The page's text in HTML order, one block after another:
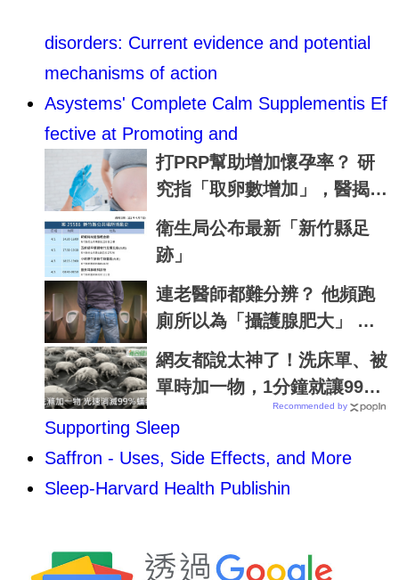
disorders: Current evidence and potential
mechanisms of action
Asystems' Complete Calm Supplementis Ef
fective at Promoting and
打PRP幫助增加懷孕率？ 研
究指「取卵數增加」，醫揭真
相：效果眾說紛紜
衛生局公布最新「新竹縣足
跡」
連老醫師都難分辨？ 他頻跑
廁所以為「攝護腺肥大」 一
檢查驚曝：攝護腺癌第一期了
網友都說太神了！洗床單、被
單時加一物，1分鐘就讓99％
的蟎蟲死光光｜每日健康 Hea
lth
Recommended by
Supporting Sleep
Saffron - Uses, Side Effects, and More
Sleep-Harvard Health Publishin